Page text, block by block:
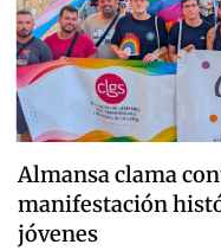
Almansa clama
manifestación
jóvenes